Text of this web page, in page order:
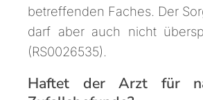
betreffenden Faches. Der
darf aber auch nicht
(RS0026535).
Haftet der Arzt für